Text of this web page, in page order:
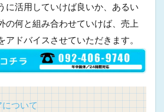
に活用していけば良いか、あるい
の何と組み合わせていけば、売上
アドバイスさせていただきます。
ついて